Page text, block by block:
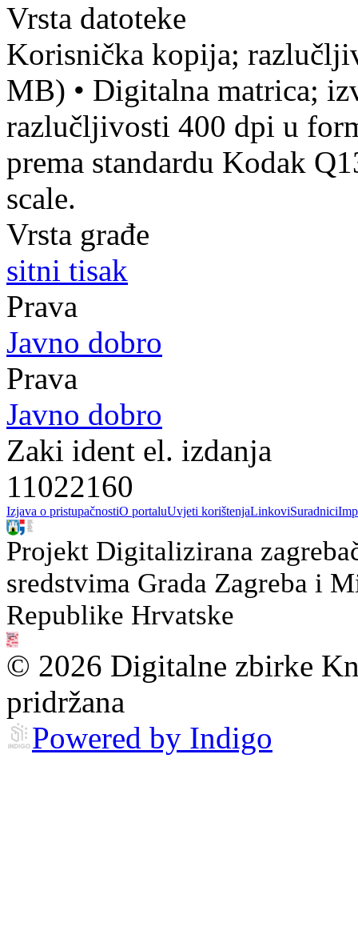
Vrsta datoteke
Korisnička kopija;
MB) • Digitalna matrica;
razlučljivosti 400 dpi u
prema standardu Kodak
scale.
Vrsta građe
sitni tisak
Prava
Javno dobro
Prava
Javno dobro
Zaki ident el. izdanja
11022160
Izjava o pristupačnostiO portaluUvjeti korištenjaLinkoviSuradnici
Projekt Digitalizirana
sredstvima Grada Zagreba i
Republike Hrvatske
© 2026 Digitalne zbirke
pridržana
Powered by Indigo